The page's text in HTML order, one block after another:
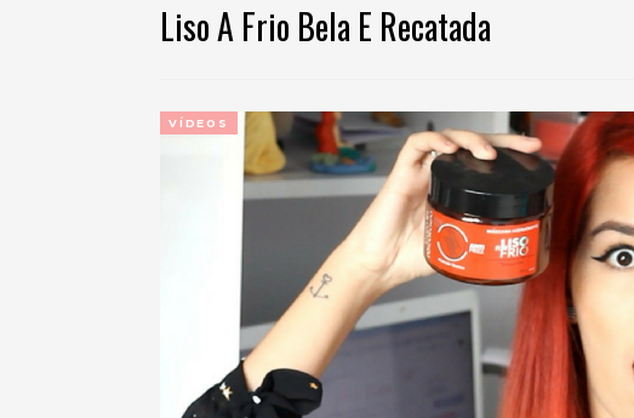
Liso A Frio Bela E Recatada
VÍDEOS